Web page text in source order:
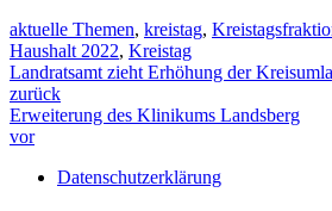
aktuelle Themen, kreistag,
Haushalt 2022, Kreistag
Landratsamt zieht Erhöhung der
zurück
Erweiterung des Klinikums Landsberg
vor
Datenschutzerklärung